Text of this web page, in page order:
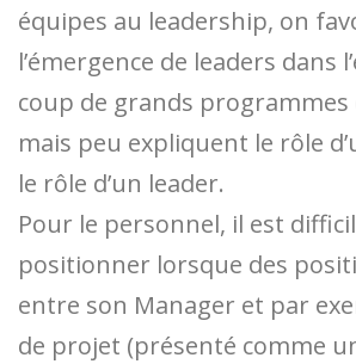
équipes au leadership, on
l’émergence de leaders dans
coup de grands
mais peu expliquent le rôle
le rôle d’un leader.
Pour le personnel, il est
positionner lorsque des
entre son Manager et par
de projet (présenté comme